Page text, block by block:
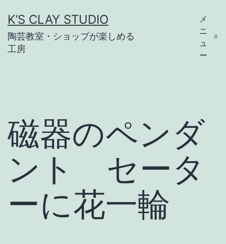
ン
テ
K’S CLAY STUDIO
陶芸教室・ショップが楽しめる
工房
メ
ニ
ュ
ー
磁器のペンダ
ント セータ
ーに花一輪